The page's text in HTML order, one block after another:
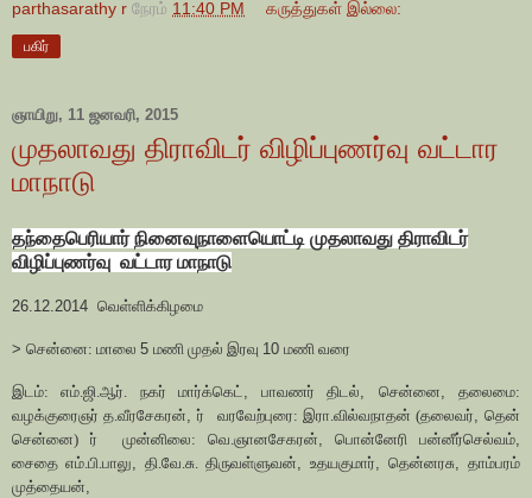
parthasarathy r நேரம் 11:40 PM கருத்துகள் இல்லை:
பகிர்
ஞாயிறு, 11 ஜனவரி, 2015
முதலாவது திராவிடர் விழிப்புணர்வு வட்டார
மாநாடு
தந்தைபெரியார் நினைவுநாளையொட்டி முதலாவது திராவிடர்
விழிப்புணர்வு வட்டார மாநாடு
26.12.2014 வெள்ளிக்கிழமை
> சென்னை: மாலை 5 மணி முதல் இரவு 10 மணி வரை
இடம்: எம்.ஜி.ஆர். நகர் மார்க்கெட்,பாவணர் திடல், சென்னை,தலைமை:
வழக்குரைஞர் த.வீரசேகரன்,ர் வரவேற்புரை: இரா.வில்வநாதன் (தலைவர்,தென்
சென்னை) ர்
முன்னிலை: வெ.ஞானசேகரன்,பொன்னேரி பன்னீர்செல்வம்,
சைதை எம்.பி.பாலு, தி.வே.சு. திருவள்ளுவன், உதயகுமார், தென்னரசு, தாம்பரம்
முத்தையன்,